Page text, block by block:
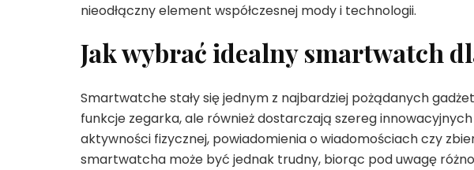
nieodłączny element współczesnej mody i technologii.
Jak wybrać idealny smartwatch
Smartwatche stały się jednym z najbardziej pożądanych
funkcje zegarka, ale również dostarczają szereg
aktywności fizycznej, powiadomienia o wiadomościach czy
smartwatcha może być jednak trudny, biorąc pod uwagę